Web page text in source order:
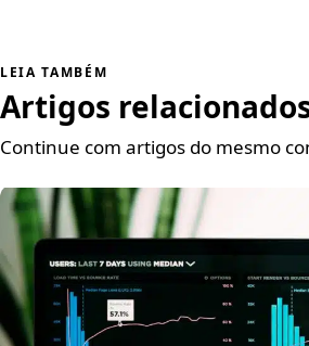
LEIA TAMBÉM
Artigos
Continue com artigos do mesmo